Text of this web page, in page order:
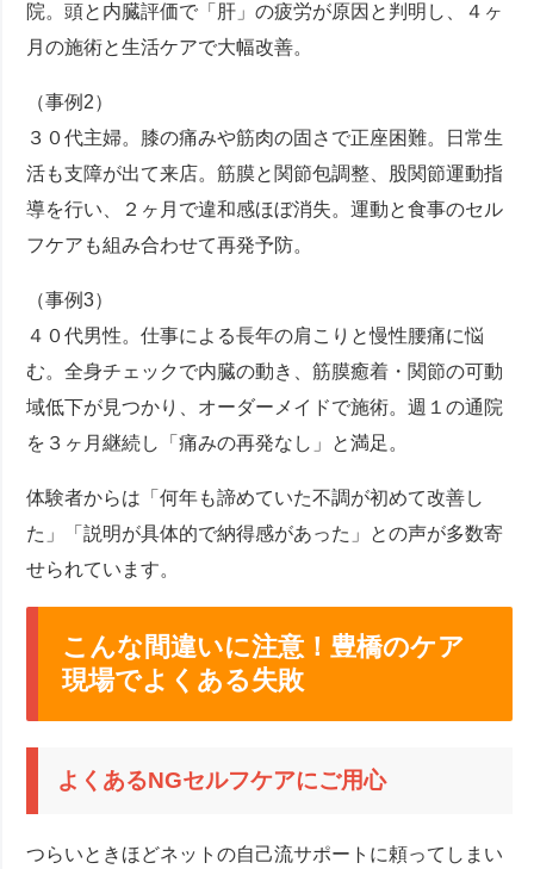
院。頭と内臓評価で「肝」の疲労が原因と判明し、４ヶ
月の施術と生活ケアで大幅改善。
（事例2）
３０代主婦。膝の痛みや筋肉の固さで正座困難。日常生
活も支障が出て来店。筋膜と関節包調整、股関節運動指
導を行い、２ヶ月で違和感ほぼ消失。運動と食事のセル
フケアも組み合わせて再発予防。
（事例3）
４０代男性。仕事による長年の肩こりと慢性腰痛に悩
む。全身チェックで内臓の動き、筋膜癒着・関節の可動
域低下が見つかり、オーダーメイドで施術。週１の通院
を３ヶ月継続し「痛みの再発なし」と満足。
体験者からは「何年も諦めていた不調が初めて改善し
た」「説明が具体的で納得感があった」との声が多数寄
せられています。
こんな間違いに注意！豊橋のケア
現場でよくある失敗
よくあるNGセルフケアにご用心
つらいときほどネットの自己流サポートに頼ってしまい